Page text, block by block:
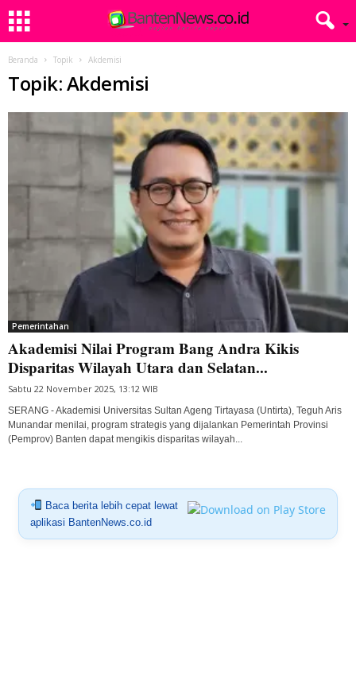
Beranda Topik Akdemisi
Topik: Akdemisi
Pemerintahan
Akademisi Nilai Program Bang Andra Kikis
Disparitas Wilayah Utara dan Selatan...
Sabtu 22 November 2025, 13:12 WIB
SERANG - Akademisi Universitas Sultan Ageng Tirtayasa (Untirta), Teguh Aris
Munandar menilai, program strategis yang dijalankan Pemerintah Provinsi
(Pemprov) Banten dapat mengikis disparitas wilayah...
Baca berita lebih cepat lewat
aplikasi BantenNews.co.id